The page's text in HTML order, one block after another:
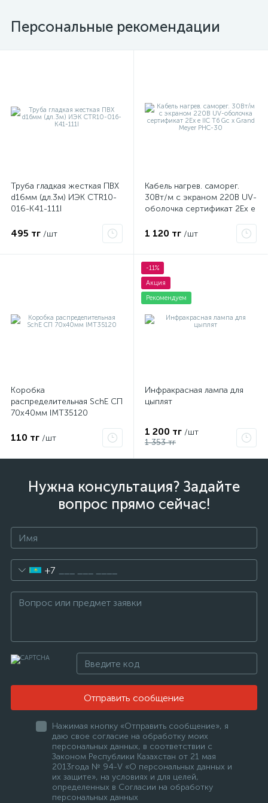
Персональные рекомендации
Труба гладкая жесткая ПВХ
d16мм (дл.3м) ИЭК CTR10-
016-K41-111I
495 тг /шт
Кабель нагрев. саморег.
30Вт/м с экраном 220В UV-
оболочка сертификат 2Ex e
PHC-30
1 120 тг /шт
Коробка
распределительная SchE СП
70х40мм IMT35120
110 тг /шт
-11%
Акция
Рекомендуем
Инфракрасная лампа для
цыплят
1 200 тг /шт
1 353 тг
Нужна консультация? Задайте
вопрос прямо сейчас!
+7
Отправить сообщение
Нажимая кнопку «Отправить сообщение», я
даю свое согласие на обработку моих
персональных данных, в соответствии с
Законом Республики Казахстан от 21 мая
2013года № 94-V «О персональных данных и
их защите», на условиях и для целей,
определенных в Согласии на обработку
персональных данных